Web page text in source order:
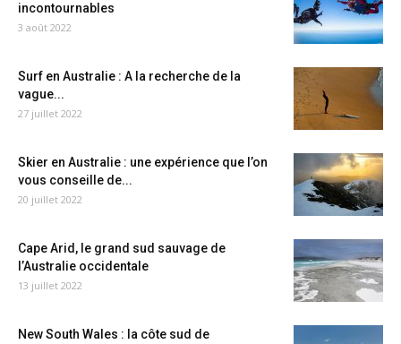
incontournables
3 août 2022
Surf en Australie : A la recherche de la
vague...
27 juillet 2022
Skier en Australie : une expérience que l’on
vous conseille de...
20 juillet 2022
Cape Arid, le grand sud sauvage de
l’Australie occidentale
13 juillet 2022
New South Wales : la côte sud de